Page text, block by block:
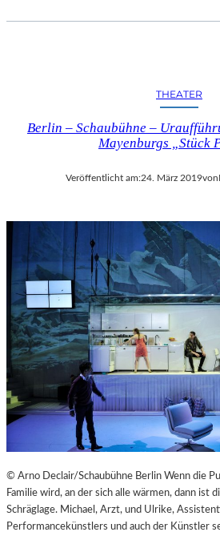
THEATER
Berlin – Schaubühne –
Mayenburgs „Stück
Veröffentlicht am:24. März 2019von
© Arno Declair/Schaubühne Berlin Wenn die
Familie wird, an der sich alle wärmen, dann ist
Schräglage. Michael, Arzt, und Ulrike,
Performancekünstlers und auch der Künstler